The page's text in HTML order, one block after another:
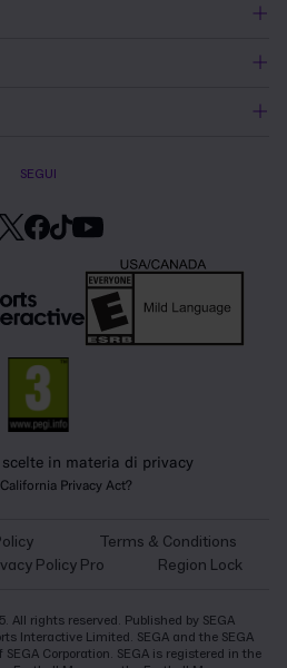
SEGUI
scelte in materia di privacy
Privacy Act?
Terms & Conditions
Policy Pro Region Lock
rights reserved. Published by SEGA
Interactive Limited. SEGA and the SEGA
Corporation. SEGA is registered in the